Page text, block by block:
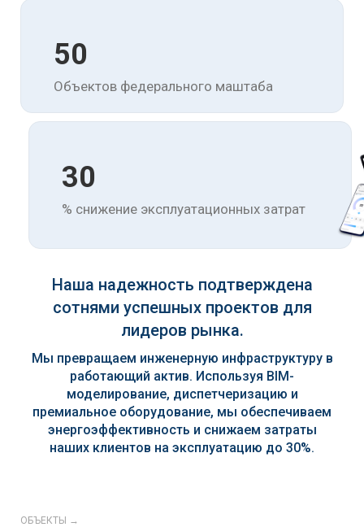
50
Объектов федерального маштаба
30
% снижение эксплуатационных затрат
Наша надежность подтверждена
сотнями успешных проектов для
лидеров рынка.
Мы превращаем инженерную инфраструктуру в
работающий актив. Используя BIM-
моделирование, диспетчеризацию и
премиальное оборудование, мы обеспечиваем
энергоэффективность и снижаем затраты
наших клиентов на эксплуатацию до 30%.
ОБЪЕКТЫ →